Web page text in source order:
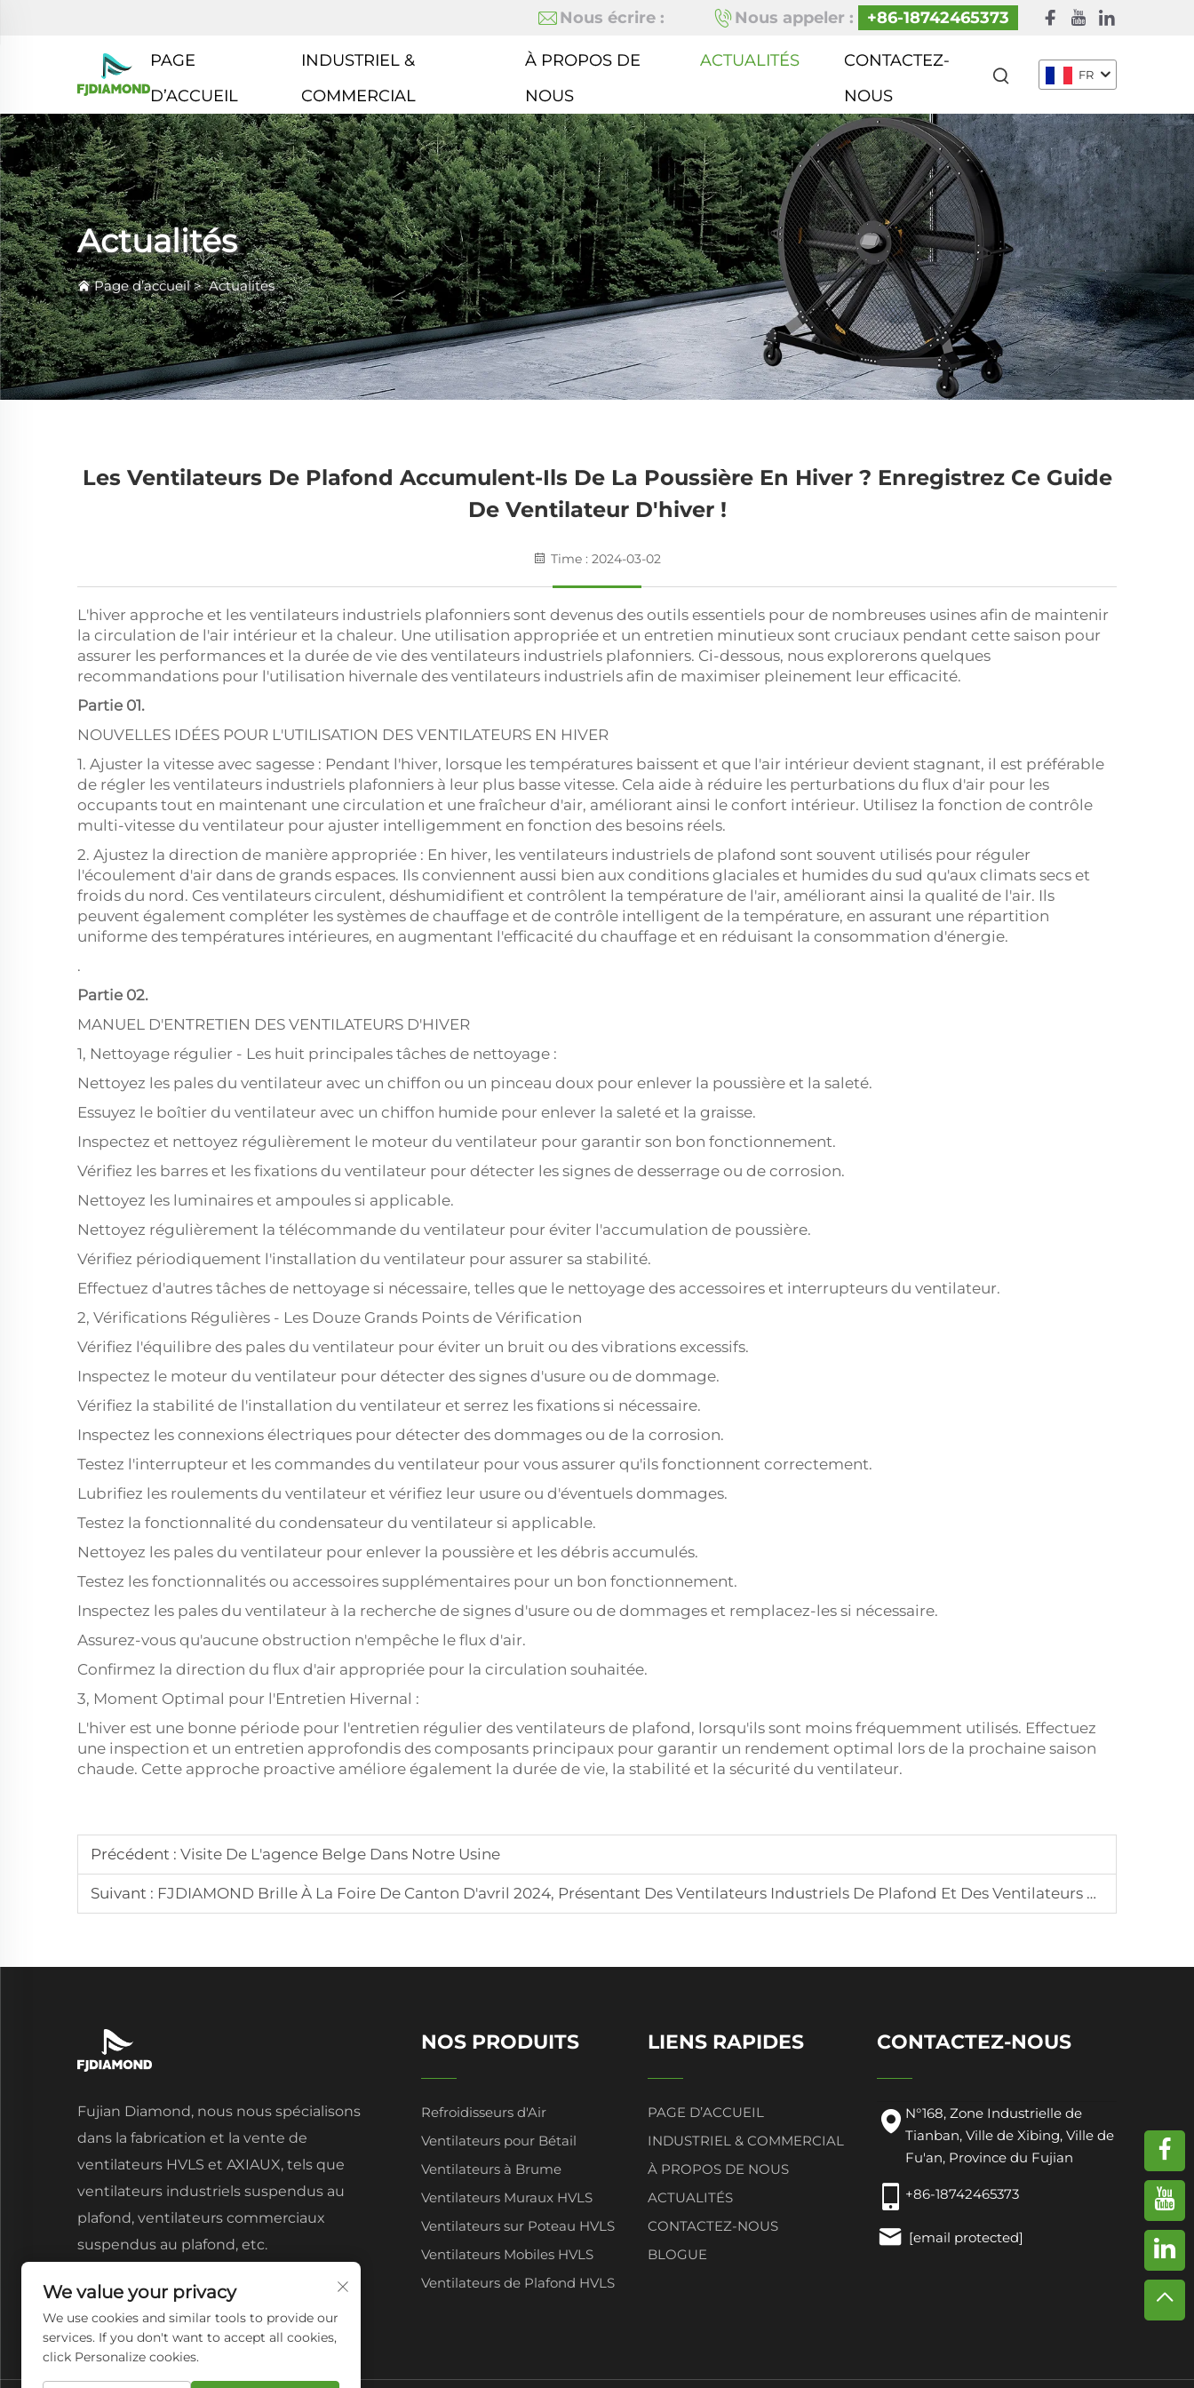
Nous écrire : Nous appeler : +86-18742465373
PAGE
D’ACCUEIL
INDUSTRIEL &
COMMERCIAL
À PROPOS DE
NOUS
ACTUALITÉS
CONTACTEZ-
NOUS
FR
Actualités
Page d’accueil>Actualités
Les Ventilateurs De Plafond Accumulent-Ils De La Poussière En Hiver ? Enregistrez Ce Guide
De Ventilateur D'hiver !
Time : 2024-03-02
L'hiver approche et les ventilateurs industriels plafonniers sont devenus des outils essentiels pour de nombreuses usines afin de maintenir
la circulation de l'air intérieur et la chaleur. Une utilisation appropriée et un entretien minutieux sont cruciaux pendant cette saison pour
assurer les performances et la durée de vie des ventilateurs industriels plafonniers. Ci-dessous, nous explorerons quelques
recommandations pour l'utilisation hivernale des ventilateurs industriels afin de maximiser pleinement leur efficacité.
Partie 01.
NOUVELLES IDÉES POUR L'UTILISATION DES VENTILATEURS EN HIVER
1. Ajuster la vitesse avec sagesse : Pendant l'hiver, lorsque les températures baissent et que l'air intérieur devient stagnant, il est préférable
de régler les ventilateurs industriels plafonniers à leur plus basse vitesse. Cela aide à réduire les perturbations du flux d'air pour les
occupants tout en maintenant une circulation et une fraîcheur d'air, améliorant ainsi le confort intérieur. Utilisez la fonction de contrôle
multi-vitesse du ventilateur pour ajuster intelligemment en fonction des besoins réels.
2. Ajustez la direction de manière appropriée : En hiver, les ventilateurs industriels de plafond sont souvent utilisés pour réguler
l'écoulement d'air dans de grands espaces. Ils conviennent aussi bien aux conditions glaciales et humides du sud qu'aux climats secs et
froids du nord. Ces ventilateurs circulent, déshumidifient et contrôlent la température de l'air, améliorant ainsi la qualité de l'air. Ils
peuvent également compléter les systèmes de chauffage et de contrôle intelligent de la température, en assurant une répartition
uniforme des températures intérieures, en augmentant l'efficacité du chauffage et en réduisant la consommation d'énergie.
.
Partie 02.
MANUEL D'ENTRETIEN DES VENTILATEURS D'HIVER
1, Nettoyage régulier - Les huit principales tâches de nettoyage :
Nettoyez les pales du ventilateur avec un chiffon ou un pinceau doux pour enlever la poussière et la saleté.
Essuyez le boîtier du ventilateur avec un chiffon humide pour enlever la saleté et la graisse.
Inspectez et nettoyez régulièrement le moteur du ventilateur pour garantir son bon fonctionnement.
Vérifiez les barres et les fixations du ventilateur pour détecter les signes de desserrage ou de corrosion.
Nettoyez les luminaires et ampoules si applicable.
Nettoyez régulièrement la télécommande du ventilateur pour éviter l'accumulation de poussière.
Vérifiez périodiquement l'installation du ventilateur pour assurer sa stabilité.
Effectuez d'autres tâches de nettoyage si nécessaire, telles que le nettoyage des accessoires et interrupteurs du ventilateur.
2, Vérifications Régulières - Les Douze Grands Points de Vérification
Vérifiez l'équilibre des pales du ventilateur pour éviter un bruit ou des vibrations excessifs.
Inspectez le moteur du ventilateur pour détecter des signes d'usure ou de dommage.
Vérifiez la stabilité de l'installation du ventilateur et serrez les fixations si nécessaire.
Inspectez les connexions électriques pour détecter des dommages ou de la corrosion.
Testez l'interrupteur et les commandes du ventilateur pour vous assurer qu'ils fonctionnent correctement.
Lubrifiez les roulements du ventilateur et vérifiez leur usure ou d'éventuels dommages.
Testez la fonctionnalité du condensateur du ventilateur si applicable.
Nettoyez les pales du ventilateur pour enlever la poussière et les débris accumulés.
Testez les fonctionnalités ou accessoires supplémentaires pour un bon fonctionnement.
Inspectez les pales du ventilateur à la recherche de signes d'usure ou de dommages et remplacez-les si nécessaire.
Assurez-vous qu'aucune obstruction n'empêche le flux d'air.
Confirmez la direction du flux d'air appropriée pour la circulation souhaitée.
3, Moment Optimal pour l'Entretien Hivernal :
L'hiver est une bonne période pour l'entretien régulier des ventilateurs de plafond, lorsqu'ils sont moins fréquemment utilisés. Effectuez
une inspection et un entretien approfondis des composants principaux pour garantir un rendement optimal lors de la prochaine saison
chaude. Cette approche proactive améliore également la durée de vie, la stabilité et la sécurité du ventilateur.
Précédent : Visite De L'agence Belge Dans Notre Usine
Suivant : FJDIAMOND Brille À La Foire De Canton D'avril 2024, Présentant Des Ventilateurs Industriels De Plafond Et Des Ventilateurs De Salle De Sport, Ainsi Que D'autres Produits De Ventilation
Fujian Diamond, nous nous spécialisons
dans la fabrication et la vente de
ventilateurs HVLS et AXIAUX, tels que
ventilateurs industriels suspendus au
plafond, ventilateurs commerciaux
suspendus au plafond, etc.
NOS PRODUITS
Refroidisseurs d'Air
Ventilateurs pour Bétail
Ventilateurs à Brume
Ventilateurs Muraux HVLS
Ventilateurs sur Poteau HVLS
Ventilateurs Mobiles HVLS
Ventilateurs de Plafond HVLS
LIENS RAPIDES
PAGE D’ACCUEIL
INDUSTRIEL & COMMERCIAL
À PROPOS DE NOUS
ACTUALITÉS
CONTACTEZ-NOUS
BLOGUE
CONTACTEZ-NOUS
N°168, Zone Industrielle de
Tianban, Ville de Xibing, Ville de
Fu'an, Province du Fujian
+86-18742465373
[email protected]
We value your privacy
We use cookies and similar tools to provide our
services. If you don't want to accept all cookies,
click Personalize cookies.